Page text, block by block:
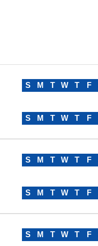
S M T W T F
S M T W T F
S M T W T F
S M T W T F
S M T W T F